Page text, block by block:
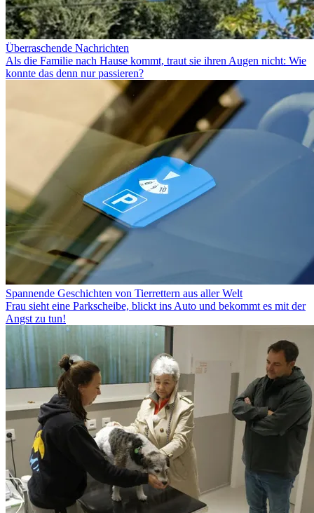
Überraschende Nachrichten
Als die Familie nach Hause kommt, traut sie ihren Augen nicht: Wie
konnte das denn nur passieren?
Spannende Geschichten von Tierrettern aus aller Welt
Frau sieht eine Parkscheibe, blickt ins Auto und bekommt es mit der
Angst zu tun!